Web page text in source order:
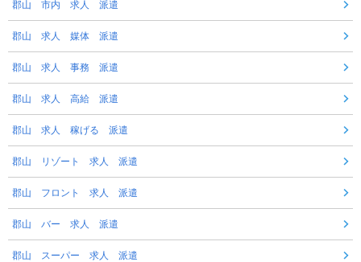
郡山 市内 求人 派遣
郡山 求人 媒体 派遣
郡山 求人 事務 派遣
郡山 求人 高給 派遣
郡山 求人 稼げる 派遣
郡山 リゾート 求人 派遣
郡山 フロント 求人 派遣
郡山 バー 求人 派遣
郡山 スーパー 求人 派遣